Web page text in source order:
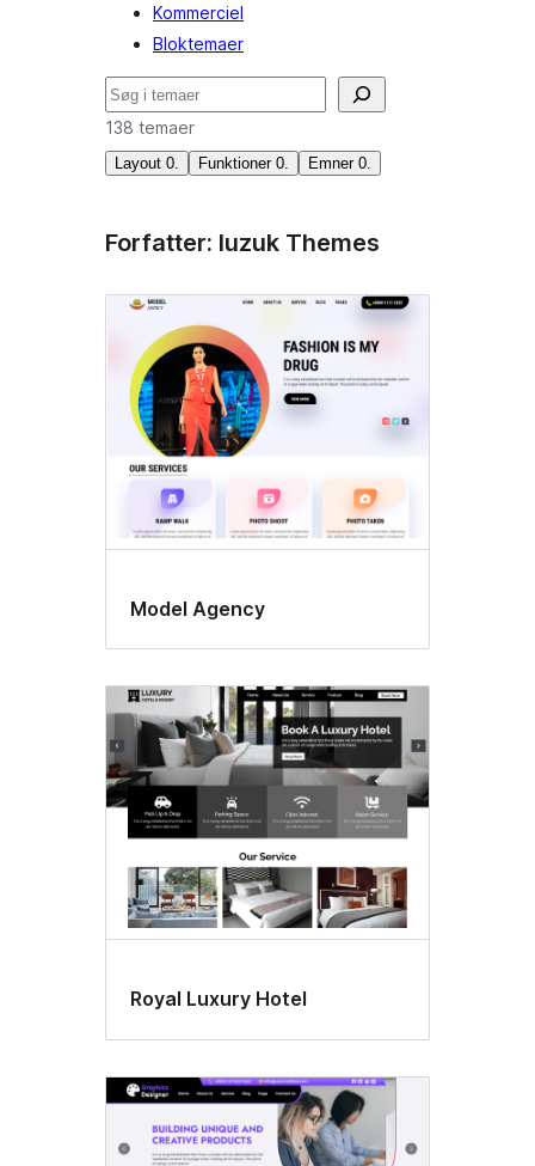
Kommerciel
Bloktemaer
Søg
138 temaer
Layout 0. Funktioner 0. Emner 0.
Forfatter: luzuk Themes
Model Agency
Royal Luxury Hotel